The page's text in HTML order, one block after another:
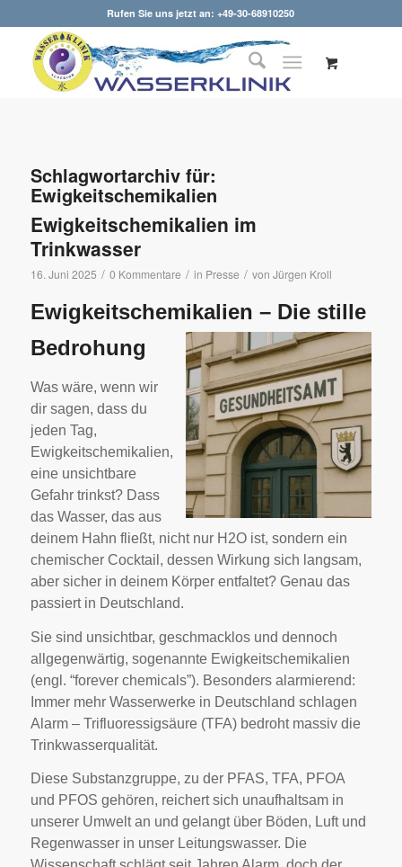
Rufen Sie uns jetzt an: +49-30-68910250
Schlagwortarchiv für:
Ewigkeitschemikalien
Ewigkeitschemikalien im
Trinkwasser
16. Juni 2025 / 0 Kommentare / in Presse / von Jürgen Kroll
Ewigkeitschemikalien – Die stille
Bedrohung
Was wäre, wenn wir
dir sagen, dass du
jeden Tag,
Ewigkeitschemikalien,
eine unsichtbare
Gefahr trinkst? Dass
das Wasser, das aus
deinem Hahn fließt, nicht nur H2O ist, sondern ein
chemischer Cocktail, dessen Wirkung sich langsam,
aber sicher in deinem Körper entfaltet? Genau das
passiert in Deutschland.
Sie sind unsichtbar, geschmacklos und dennoch
allgegenwärtig, sogenannte Ewigkeitschemikalien
(engl. “forever chemicals”). Besonders alarmierend:
Immer mehr Wasserwerke in Deutschland schlagen
Alarm – Trifluoressigsäure (TFA) bedroht massiv die
Trinkwasserqualität.
Diese Substanzgruppe, zu der PFAS, TFA, PFOA
und PFOS gehören, reichert sich unaufhaltsam in
unserer Umwelt an und gelangt über Böden, Luft und
Regenwasser in unser Leitungswasser. Die